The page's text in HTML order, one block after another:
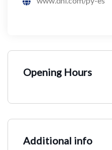
Opening Hours
Additional info